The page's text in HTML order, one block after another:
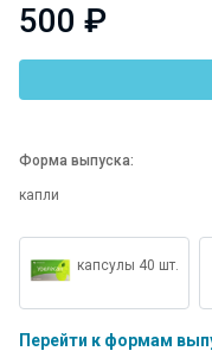
500 ₽
Форма выпуска:
капли
капсулы 40 шт.
Перейти к формам